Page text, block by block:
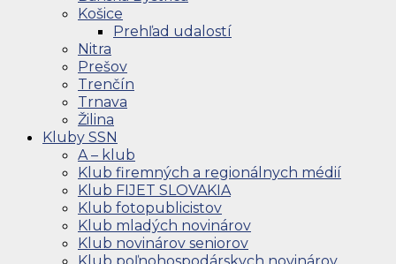
Košice
Prehľad udalostí
Nitra
Prešov
Trenčín
Trnava
Žilina
Kluby SSN
A – klub
Klub firemných a regionálnych médií
Klub FIJET SLOVAKIA
Klub fotopublicistov
Klub mladých novinárov
Klub novinárov seniorov
Klub poľnohospodárskych novinárov